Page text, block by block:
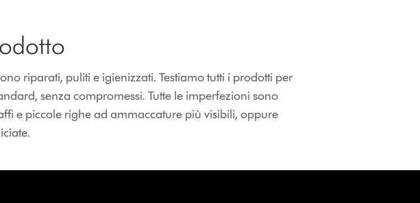
riparati, puliti e igienizzati. Testiamo tutti i prodotti per
senza compromessi. Tutte le imperfezioni sono
e piccole righe ad ammaccature più visibili, oppure